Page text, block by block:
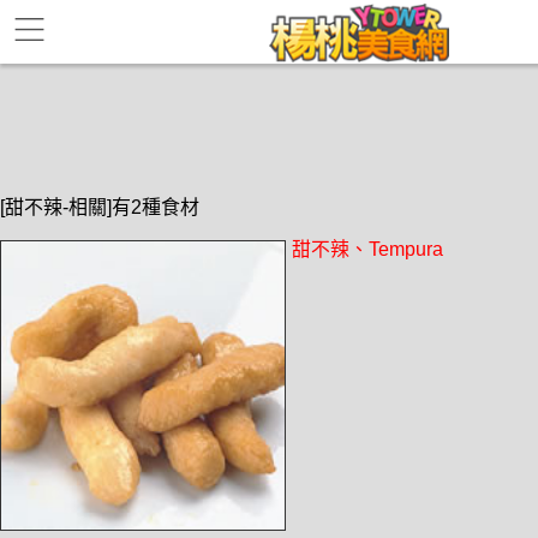
[甜不辣-相關]有2種食材
甜不辣、Tempura